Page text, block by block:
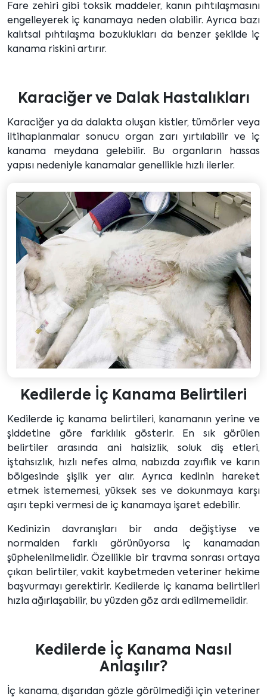
Fare zehiri gibi toksik maddeler, kanın pıhtılaşmasını
engelleyerek iç kanamaya neden olabilir. Ayrıca bazı
kalıtsal pıhtılaşma bozuklukları da benzer şekilde iç
kanama riskini artırır.
Karaciğer ve Dalak Hastalıkları
Karaciğer ya da dalakta oluşan kistler, tümörler veya
iltihaplanmalar sonucu organ zarı yırtılabilir ve iç
kanama meydana gelebilir. Bu organların hassas
yapısı nedeniyle kanamalar genellikle hızlı ilerler.
Kedilerde İç Kanama Belirtileri
Kedilerde iç kanama belirtileri, kanamanın yerine ve
şiddetine göre farklılık gösterir. En sık görülen
belirtiler arasında ani halsizlik, soluk diş etleri,
iştahsızlık, hızlı nefes alma, nabızda zayıflık ve karın
bölgesinde şişlik yer alır. Ayrıca kedinin hareket
etmek istememesi, yüksek ses ve dokunmaya karşı
aşırı tepki vermesi de iç kanamaya işaret edebilir.
Kedinizin davranışları bir anda değiştiyse ve
normalden farklı görünüyorsa iç kanamadan
şüphelenilmelidir. Özellikle bir travma sonrası ortaya
çıkan belirtiler, vakit kaybetmeden veteriner hekime
başvurmayı gerektirir. Kedilerde iç kanama belirtileri
hızla ağırlaşabilir, bu yüzden göz ardı edilmemelidir.
Kedilerde İç Kanama Nasıl
Anlaşılır?
İç kanama, dışarıdan gözle görülmediği için veteriner